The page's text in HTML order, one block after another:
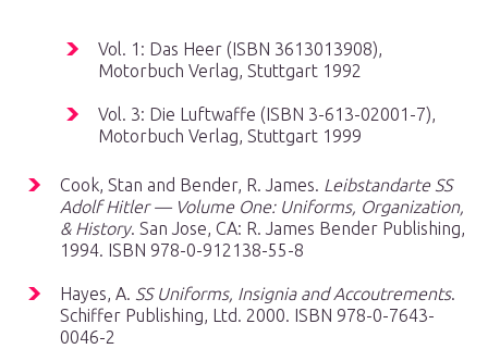
Vol. 1: Das Heer (ISBN 3613013908),
Motorbuch Verlag, Stuttgart 1992
Vol. 3: Die Luftwaffe (ISBN 3-613-02001-7),
Motorbuch Verlag, Stuttgart 1999
Cook, Stan and Bender, R. James. Leibstandarte SS
Adolf Hitler — Volume One: Uniforms, Organization,
& History. San Jose, CA: R. James Bender Publishing,
1994. ISBN 978-0-912138-55-8
Hayes, A. SS Uniforms, Insignia and Accoutrements.
Schiffer Publishing, Ltd. 2000. ISBN 978-0-7643-
0046-2